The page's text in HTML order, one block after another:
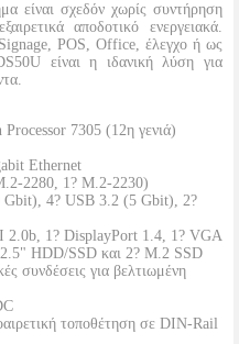
είναι σχεδόν χωρίς συντήρηση
αποδοτικό ενεργειακά.
POS, Office, έλεγχο ή ως
είναι η ιδανική λύση για
7305 (12η γενιά)
Ethernet
2280, 1? M.2-2230)
Gbit), 4? USB 3.2 (5 Gbit), 2?
2.0b, 1? DisplayPort 1.4, 1? VGA
HDD/SSD και 2? M.2 SSD
συνδέσεις για βελτιωμένη
τοποθέτηση σε DIN-Rail